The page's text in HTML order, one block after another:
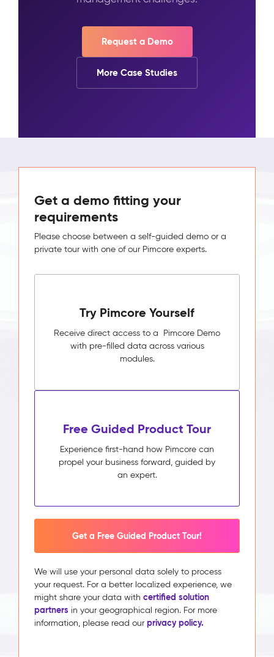
Request a Demo
More Case Studies
Get a demo fitting your
requirements
Please choose between a self-guided demo or a
private tour with one of our Pimcore experts.
Try Pimcore Yourself
Receive direct access to a Pimcore Demo
with pre-filled data across various
modules.
Free Guided Product Tour
Experience first-hand how Pimcore can
propel your business forward, guided by
an expert.
Get a Free Guided Product Tour!
We will use your personal data solely to process
your request. For a better localized experience, we
might share your data with certified solution
partners in your geographical region. For more
information, please read our privacy policy.